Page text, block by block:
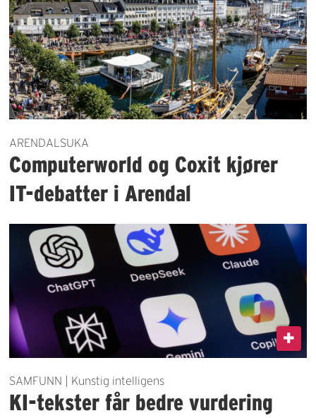
ARENDALSUKA
Computerworld og Coxit kjører
IT-debatter i Arendal
SAMFUNN | Kunstig intelligens
KI-tekster får bedre vurdering